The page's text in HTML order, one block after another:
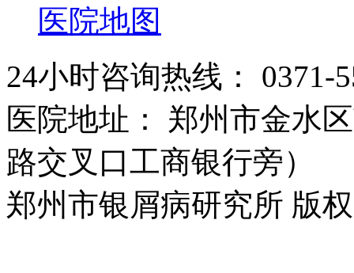
医院地图
24小时咨询热线： 0371-
医院地址： 郑州市金水
路交叉口工商银行旁）
郑州市银屑病研究所 版